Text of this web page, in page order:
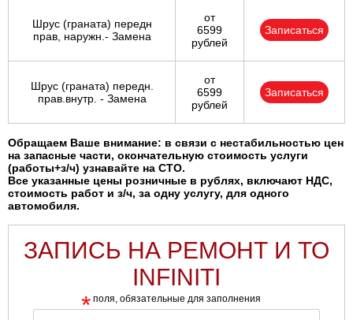
Шрус (граната) передн
прав, наружн.- Замена
от
6599
рублей
Записаться
Шрус (граната) передн.
прав.внутр. - Замена
от
6599
рублей
Записаться
Обращаем Ваше внимание: в связи с нестабильностью цен
на запасные части, окончательную стоимость услуги
(работы+з/ч) узнавайте на СТО.
Все указанные цены розничные в рублях, включают НДС,
стоимость работ и з/ч, за одну услугу, для одного
автомобиля.
ЗАПИСЬ НА РЕМОНТ И ТО
INFINITI
* поля, обязательные для заполнения